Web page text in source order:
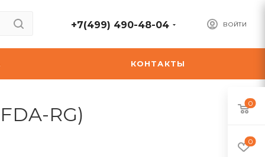
ВОЙТИ
+7(499) 490-48-04
КОНТАКТЫ
RG) 0
0